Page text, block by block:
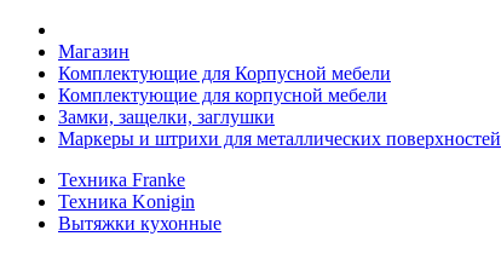
Магазин
Комплектующие для Корпусной мебели
Комплектующие для корпусной мебели
Замки, защелки, заглушки
Маркеры и штрихи для металлических поверхностей
Техника Franke
Техника Konigin
Вытяжки кухонные